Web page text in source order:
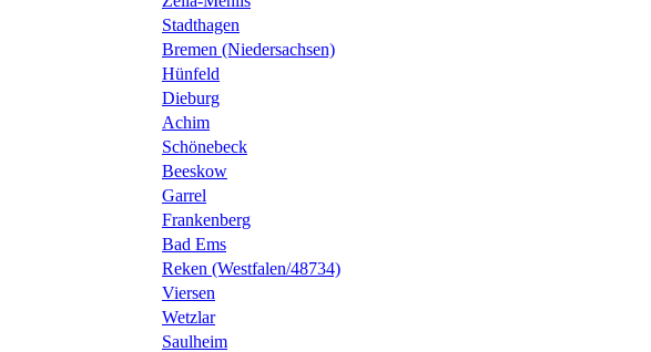
Stadthagen
Bremen (Niedersachsen)
Hünfeld
Dieburg
Achim
Schönebeck
Beeskow
Garrel
Frankenberg
Bad Ems
Reken (Westfalen/48734)
Viersen
Wetzlar
Saulheim